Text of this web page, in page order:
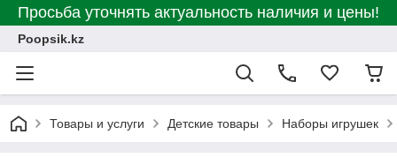
Просьба уточнять актуальность наличия и цены!
Poopsik.kz
Товары и услуги Детские товары Наборы игрушек